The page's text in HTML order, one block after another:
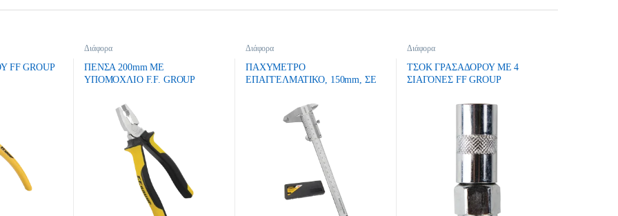
GROUP
Διάφορα
ΠΕΝΣΑ 200mm ΜΕ
ΥΠΟΜΟΧΛΙΟ F.F. GROUP
Διάφορα
ΠΑΧΥΜΕΤΡΟ
ΕΠΑΓΓΕΛΜΑΤΙΚΟ, 150mm, ΣΕ
Διάφορα
ΤΣΟΚ ΓΡΑΣΑΔΟΡΟΥ ΜΕ 4
ΣΙΑΓΟΝΕΣ FF GROUP